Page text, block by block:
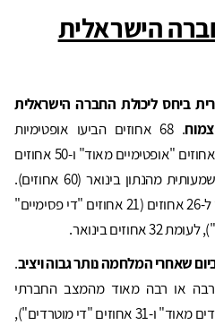
הישראלית
ביחס ליכולת החברה הישראלית
. 68 אחוזים הביעו אופטימיות
במידה רבה או די רבה (18 אחוזים "אופטימיים מאוד" ו-50 אחוזים
"די אופטימיים"), עלייה משמעותית מהנתון בינואר (60 אחוזים).
מנגד, שיעור הפסימיים ירד ל-26 אחוזים (21 אחוזים "די פסימיים"
שאחרי המלחמה נותר גבוה ויציב.
רבה או רבה מאוד מהמצב החברתי
בישראל (34 אחוזים "מוטרדים מאוד" ו-31 אחוזים "די מוטרדים"),